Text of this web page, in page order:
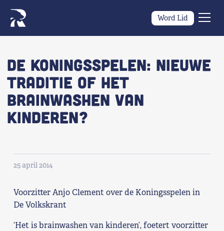
Word Lid
×
Zoeken
naar:
Wat we willen
Wie we zijn
Nieuws
De Koningsspelen: nieuwe
traditie of het
brainwashen van
kinderen?
25 april 2014
Voorzitter Anjo Clement over de Koningsspelen in
De Volkskrant
‘Het is brainwashen van kinderen’, foetert voorzitter